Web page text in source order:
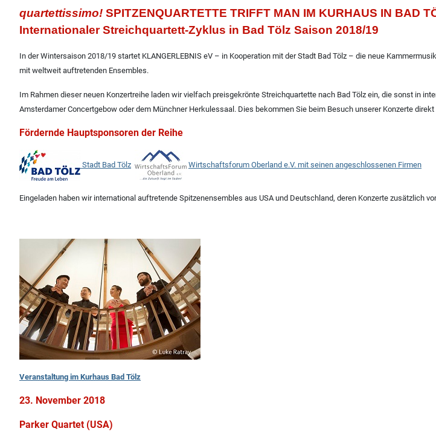
quartettissimo! SPITZENQUARTETTE TRIFFT MAN IM KURHAUS IN BAD
Internationaler Streichquartett-Zyklus in Bad Tölz Saison 2018/19
In der Wintersaison 2018/19 startet KLANGERLEBNIS eV – in Kooperation mit der Stadt Bad Tölz – die neue
mit weltweit auftretenden Ensembles.
Im Rahmen dieser neuen Konzertreihe laden wir vielfach preisgekrönte Streichquartette nach Bad Tölz ein, die sonst in
Amsterdamer Concertgebow oder dem Münchner Herkulessaal. Dies bekommen Sie beim Besuch unserer Konzerte
Fördernde Hauptsponsoren der Reihe
Stadt Bad Tölz Wirtschaftsforum Oberland e.V. mit seinen angeschlossenen Firmen
Eingeladen haben wir international auftretende Spitzenensembles aus USA und Deutschland, deren Konzerte zusätzlich
Veranstaltung im Kurhaus Bad Tölz
23. November 2018
Parker Quartet (USA)